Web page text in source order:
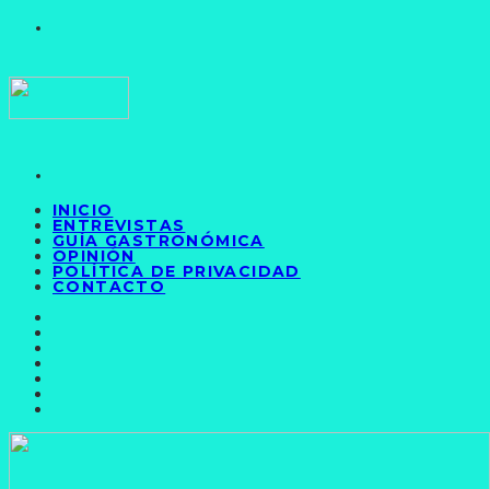
INICIO
ENTREVISTAS
GUÍA GASTRONÓMICA
OPINIÓN
POLÍTICA DE PRIVACIDAD
CONTACTO